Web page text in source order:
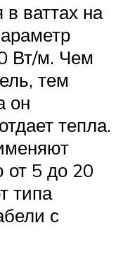
ваттах на
Вт/м. Чем
тем
он
тепла.
5 до 20
типа
с